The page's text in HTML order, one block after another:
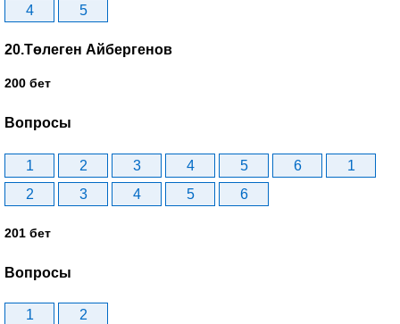
4
5
20.Төлеген Айбергенов
200 бет
Вопросы
1 2 3 4 5 6
1
2
3 4 5 6
201 бет
Вопросы
1 2